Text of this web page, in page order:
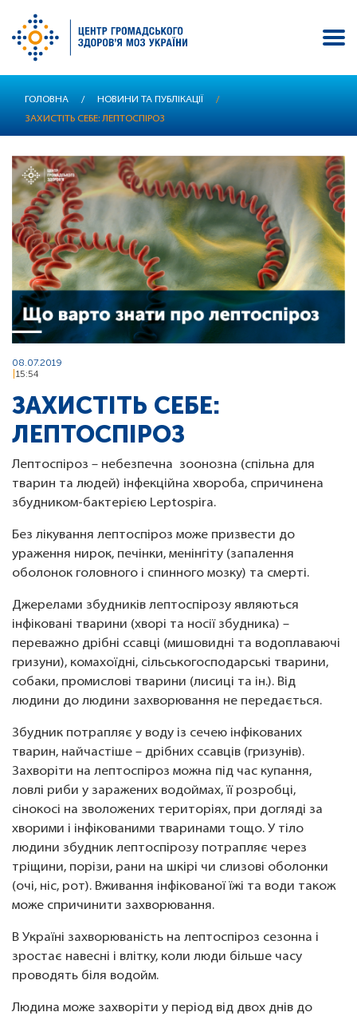
основного
ГОЛОВНА / НОВИНИ ТА ПУБЛІКАЦІЇ
/
ЗАХИСТІТЬ СЕБЕ: ЛЕПТОСПІРОЗ
08.07.2019
15:54
ЗАХИСТІТЬ СЕБЕ:
ЛЕПТОСПІРОЗ
Лептоспіроз – небезпечна зоонозна (спільна для
тварин та людей) інфекційна хвороба, спричинена
збудником-бактерією Leptospira.
Без лікування лептоспіроз може призвести до
ураження нирок, печінки, менінгіту (запалення
оболонок головного і спинного мозку) та смерті.
Джерелами збудників лептоспірозу являються
інфіковані тварини (хворі та носії збудника) –
переважно дрібні ссавці (мишовидні та водоплаваючі
гризуни), комахоїдні, сільськогосподарські тварини,
собаки, промислові тварини (лисиці та ін.). Від
людини до людини захворювання не передається.
Збудник потрапляє у воду із сечею інфікованих
тварин, найчастіше – дрібних ссавців (гризунів).
Захворіти на лептоспіроз можна під час купання,
ловлі риби у заражених водоймах, її розробці,
сінокосі на зволожених територіях, при догляді за
хворими і інфікованими тваринами тощо. У тіло
людини збудник лептоспірозу потрапляє через
тріщини, порізи, рани на шкірі чи слизові оболонки
(очі, ніс, рот). Вживання інфікованої їжі та води також
може спричинити захворювання.
В Україні захворюваність на лептоспіроз сезонна і
зростає навесні і влітку, коли люди більше часу
проводять біля водойм.
Людина може захворіти у період від двох днів до